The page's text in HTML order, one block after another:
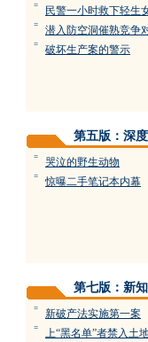
= 民警一小时救下轻生
= 潜入防空洞催熟竞争
= 破坏生产案的警示
第五版：深度
= 哭泣的野生动物
= 惊曝二手笔记本内幕
第七版：新知
= 新破产法实施第一案
= 上“黑名单”者禁入土